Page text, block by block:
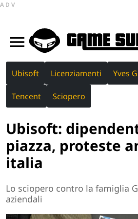
ADV
Ubisoft Licenziamenti Yves
Tencent Sciopero
Ubisoft:
piazza, proteste
italia
Lo sciopero contro la famiglia
aziendali